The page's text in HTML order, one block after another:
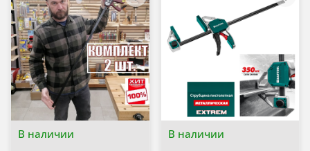
В наличии В наличии